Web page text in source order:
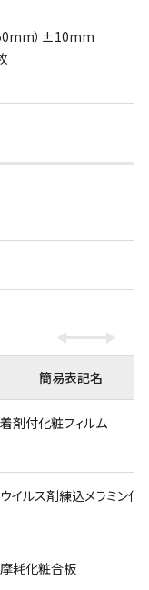
）±10mm
簡易表記名
剤付化粧フィルム
イルス剤練込メラミン化
耗化粧合板